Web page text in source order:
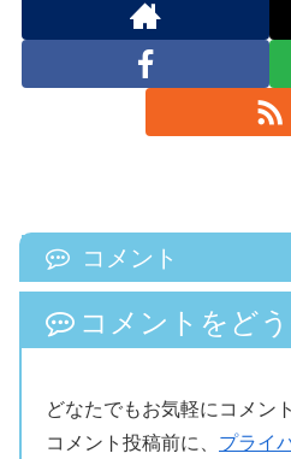
コメント
コメントをど
どなたでもお気軽にコメン
コメント投稿前に、 プライ